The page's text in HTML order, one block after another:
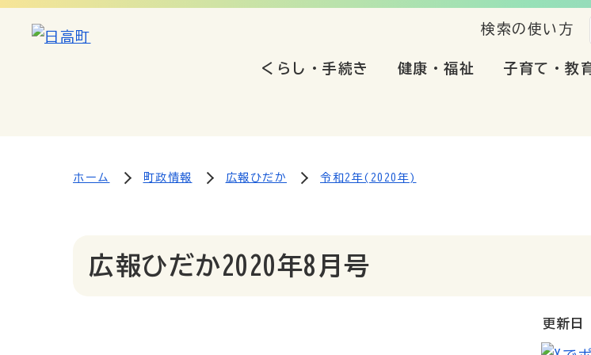
くらし・手続き 健康・福祉 子育て・教
検索の使い方
ホーム 町政情報 広報ひだか 令和2年(2020年)
広報ひだか2020年8月号
更新日